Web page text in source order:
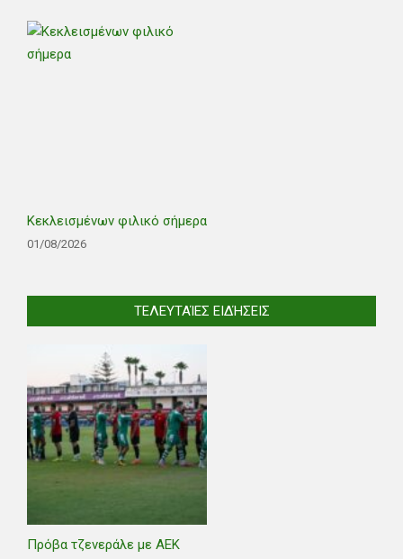
Κεκλεισμένων φιλικό σήμερα
01/08/2026
ΤΕΛΕΥΤΑΊΕΣ ΕΙΔΉΣΕΙΣ
Πρόβα τζενεράλε με ΑΕΚ